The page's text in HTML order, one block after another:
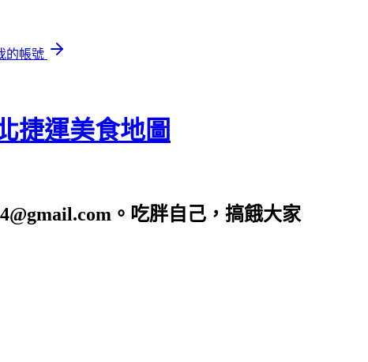
的帳號
捷運美食地圖
。吃胖自己，搞餓大家